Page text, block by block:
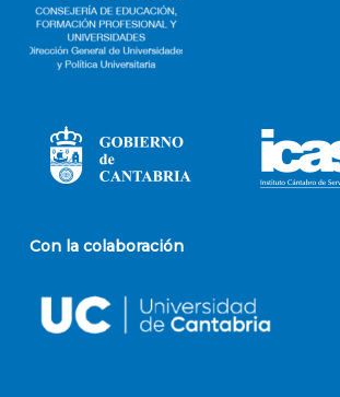
Con la colaboración